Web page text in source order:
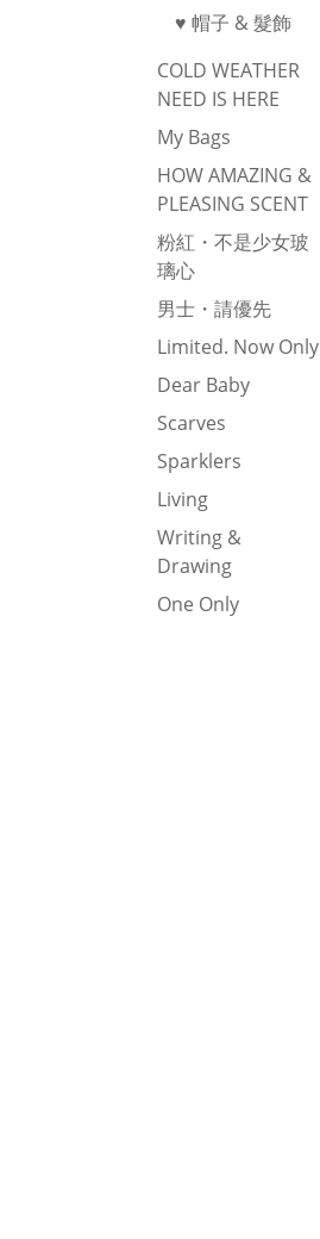
♥ 帽子 & 髮飾
COLD WEATHER
NEED IS HERE
My Bags
HOW AMAZING &
PLEASING SCENT
粉紅・不是少女玻
璃心
男士・請優先
Limited. Now Only
Dear Baby
Scarves
Sparklers
Living
Writing &
Drawing
One Only